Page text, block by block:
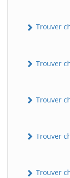
Trouver
Trouver
Trouver
Trouver
Trouver